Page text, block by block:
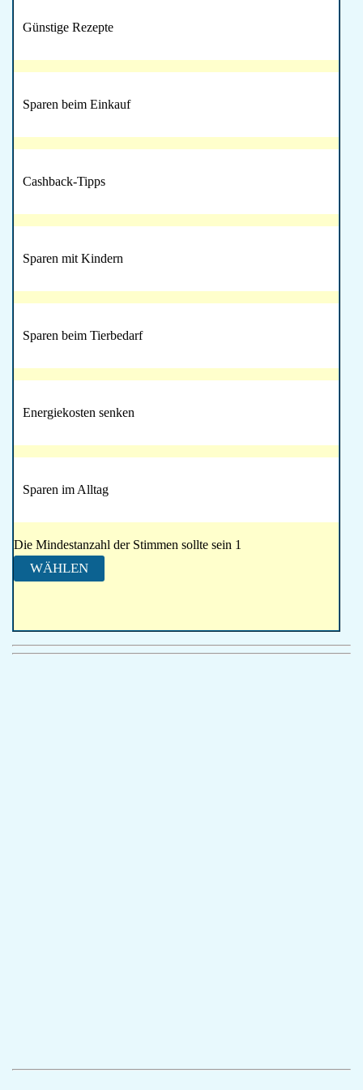
Günstige Rezepte
Sparen beim Einkauf
Cashback-Tipps
Sparen mit Kindern
Sparen beim Tierbedarf
Energiekosten senken
Sparen im Alltag
Die Mindestanzahl der Stimmen sollte sein 1